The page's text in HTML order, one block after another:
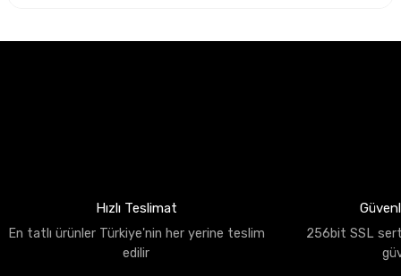
Hızlı Teslimat
En tatlı ürünler Türkiye'nin her yerine teslim
edilir
256bit SSL